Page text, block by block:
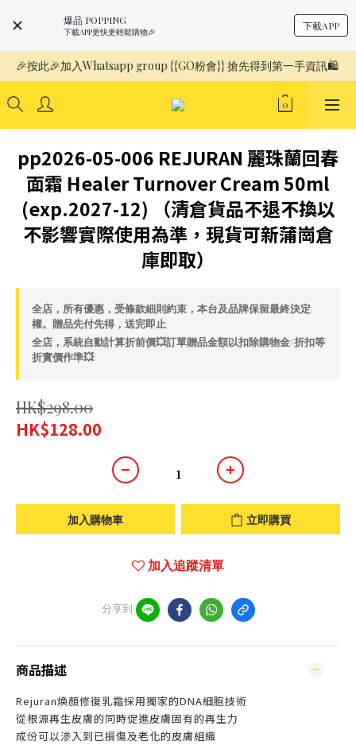
爆品 POPPING
下載APP更快更輕鬆購物🎉 下載APP
pp2026-05-006 REJURAN 麗珠蘭回春
面霜 Healer Turnover Cream 50ml
(exp.2027-12) （清倉貨品不退不換以
不影響實際使用為準，現貨可新蒲崗倉
庫即取）
全店，所有優惠，受條款細則約束，本台及品牌保留最終決定
權。贈品先付先得，送完即止
全店，系統自動計算折前價💥訂單贈品金額以扣除購物金/折扣等
折實價作準💥
HK$298.00
HK$128.00
加入購物車 立即購買
加入追蹤清單
分享到
商品描述
Rejuran煥顏修復乳霜採用獨家的DNA細胞技術
從根源再生皮膚的同時促進皮膚固有的再生力
成份可以滲入到已損傷及老化的皮膚組織